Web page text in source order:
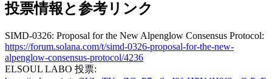
投票情報と参考リンク
SIMD-0326: Proposal for the New Alpenglow Consensus Protocol:
https://forum.solana.com/t/simd-0326-proposal-for-the-new-
alpenglow-consensus-protocol/4236
ELSOUL LABO 投票: